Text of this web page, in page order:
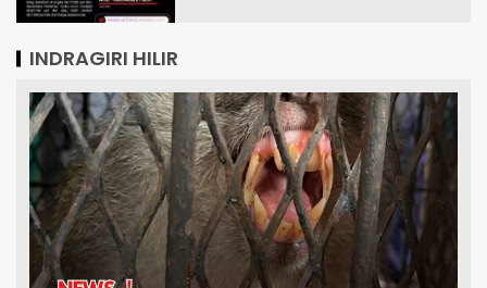
INDRAGIRI HILIR